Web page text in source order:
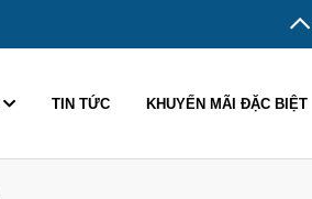
TIN TỨC KHUYẾN MÃI ĐẶC BIỆT